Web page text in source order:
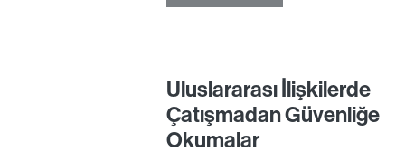
Uluslararası İlişkilerde
Çatışmadan Güvenliğe
Okumalar